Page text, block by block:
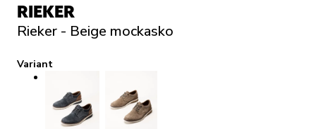
RIEKER
Rieker - Beige mockasko
Variant